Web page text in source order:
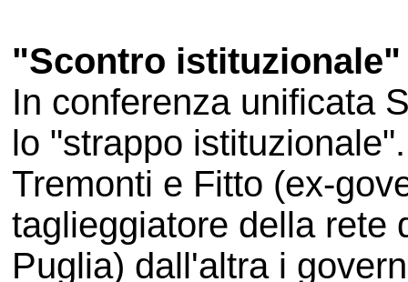
"Scontro
In conferenza unificata
lo "strappo
Tremonti e Fitto (ex-
taglieggiatore della rete
Puglia) dall'altra i